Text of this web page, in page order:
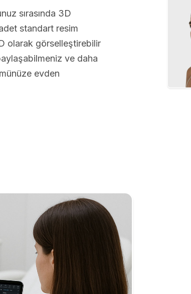
sırasında 3D
standart resim
olarak görselleştirebilir
ve daha
evden